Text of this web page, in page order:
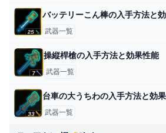
バッテリーこん棒の入手方法と
武器一覧
操縦桿槍の入手方法と効果性能
武器一覧
台車の大うちわの入手方法と効
武器一覧